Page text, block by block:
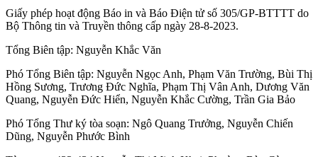
Giấy phép hoạt động Báo in và Báo Điện tử số 305/GP-BTTTT do
Bộ Thông tin và Truyền thông cấp ngày 28-8-2023.
Tổng Biên tập: Nguyễn Khắc Văn
Phó Tổng Biên tập: Nguyễn Ngọc Anh, Phạm Văn Trường, Bùi Thị
Hồng Sương, Trương Đức Nghĩa, Phạm Thị Vân Anh, Dương Văn
Quang, Nguyễn Đức Hiển, Nguyễn Khắc Cường, Trần Gia Bảo
Phó Tổng Thư ký tòa soạn: Ngô Quang Trưởng, Nguyễn Chiến
Dũng, Nguyễn Phước Bình